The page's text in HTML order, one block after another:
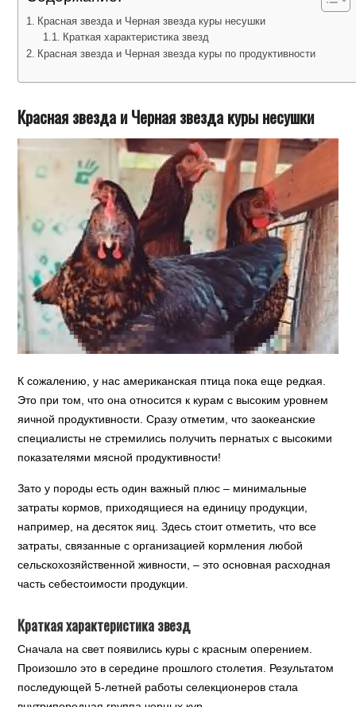
Красная звезда и Черная звезда куры несушки
Краткая характеристика звезд
Красная звезда и Черная звезда куры по продуктивности
Красная звезда и Черная звезда куры несушки
К сожалению, у нас американская птица пока еще редкая.
Это при том, что она относится к курам с высоким уровнем
яичной продуктивности. Сразу отметим, что заокеанские
специалисты не стремились получить пернатых с высокими
показателями мясной продуктивности!
Зато у породы есть один важный плюс – минимальные
затраты кормов, приходящиеся на единицу продукции,
например, на десяток яиц. Здесь стоит отметить, что все
затраты, связанные с организацией кормления любой
сельскохозяйственной живности, – это основная расходная
часть себестоимости продукции.
Краткая характеристика звезд
Сначала на свет появились куры с красным оперением.
Произошло это в середине прошлого столетия. Результатом
последующей 5-летней работы селекционеров стала